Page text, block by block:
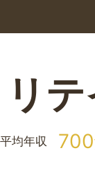
平均年収 700